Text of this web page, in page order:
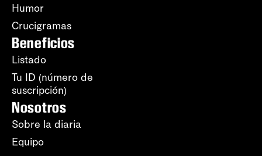
Humor
Crucigramas
Beneficios
Listado
Tu ID (número de
suscripción)
Nosotros
Sobre la diaria
Equipo